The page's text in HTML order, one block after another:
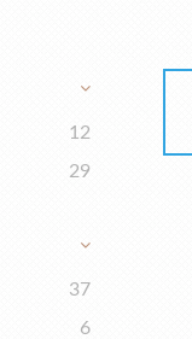
12
29
37
6